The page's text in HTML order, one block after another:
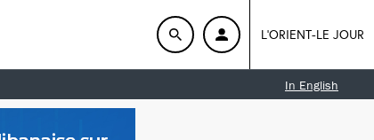
L'ORIENT-LE JOUR
In English